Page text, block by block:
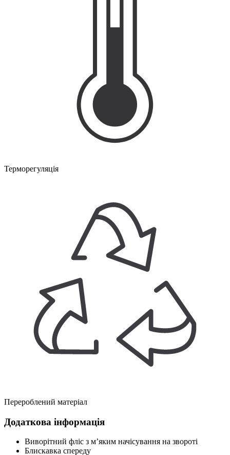
Терморегуляція
Перероблений матеріал
Додаткова інформація
Виворітний фліс з м’яким начісування на звороті
Блискавка спереду